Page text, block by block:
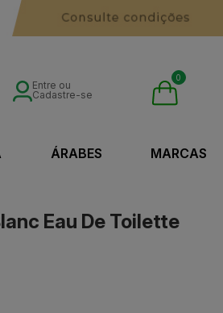
Entre ou
Cadastre-se
0
ÁRABES MARCAS
Eau De Toilette